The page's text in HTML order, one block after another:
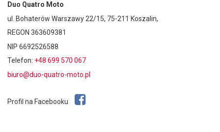
Duo Quatro Moto
ul. Bohaterów Warszawy 22/15, 75-211 Koszalin,
REGON 363609381
NIP 6692526588
Telefon: +48 699 570 067
biuro@duo-quatro-moto.pl
Profil na Facebooku